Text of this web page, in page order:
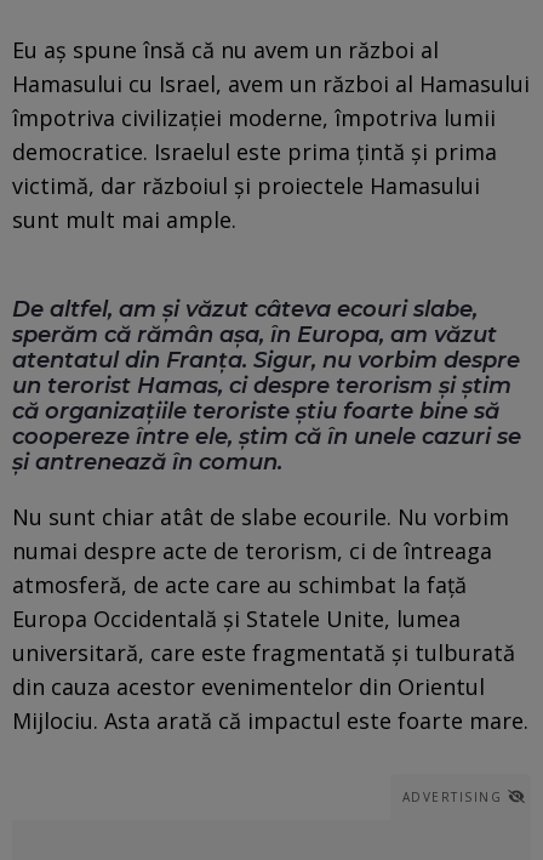
Eu aș spune însă că nu avem un război al
Hamasului cu Israel, avem un război al Hamasului
împotriva civilizației moderne, împotriva lumii
democratice. Israelul este prima țintă și prima
victimă, dar războiul și proiectele Hamasului
sunt mult mai ample.
De altfel, am și văzut câteva ecouri slabe,
sperăm că rămân așa, în Europa, am văzut
atentatul din Franța. Sigur, nu vorbim despre
un terorist Hamas, ci despre terorism și știm
că organizațiile teroriste știu foarte bine să
coopereze între ele, știm că în unele cazuri se
și antrenează în comun.
Nu sunt chiar atât de slabe ecourile. Nu vorbim
numai despre acte de terorism, ci de întreaga
atmosferă, de acte care au schimbat la față
Europa Occidentală și Statele Unite, lumea
universitară, care este fragmentată și tulburată
din cauza acestor evenimentelor din Orientul
Mijlociu. Asta arată că impactul este foarte mare.
ADVERTISING